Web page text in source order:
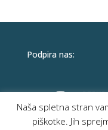
Podpira nas:
Naša spletna stran
piškotke. Jih